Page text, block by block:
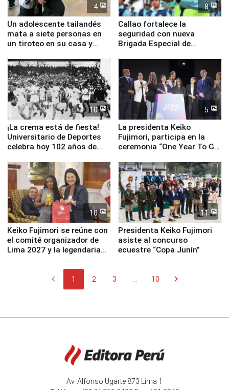
4
Un adolescente tailandés
mata a siete personas en
un tiroteo en su casa y
8
Callao fortalece la
seguridad con nueva
Brigada Especial de
equipamiento para
Serenazgo
10
¡La crema está de fiesta!
Universitario de Deportes
celebra hoy 102 años de
5
La presidenta Keiko
Fujimori, participa en la
ceremonia “One Year To Go
10
Keiko Fujimori se reúne con
el comité organizador de
Lima 2027 y la legendaria
11
Presidenta Keiko Fujimori
asiste al concurso
ecuestre “Copa Junín”
chevron_left 1 2 3 10 chevron_right
Av. Alfonso Ugarte 873 Lima 1